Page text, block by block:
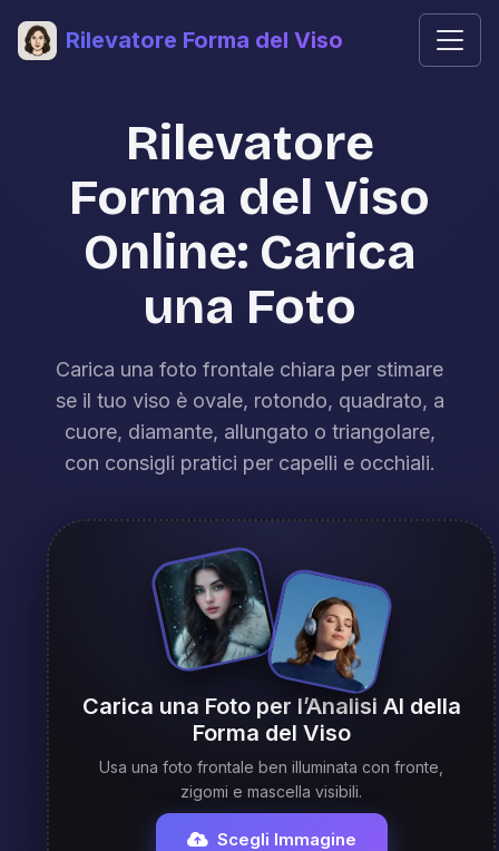
Rilevatore Forma del Viso
Rilevatore
Forma del Viso
Online: Carica
una Foto
Carica una foto frontale chiara per stimare
se il tuo viso è ovale, rotondo, quadrato, a
cuore, diamante, allungato o triangolare,
con consigli pratici per capelli e occhiali.
Carica una Foto per l’Analisi AI della
Forma del Viso
Usa una foto frontale ben illuminata con fronte,
zigomi e mascella visibili.
Scegli Immagine